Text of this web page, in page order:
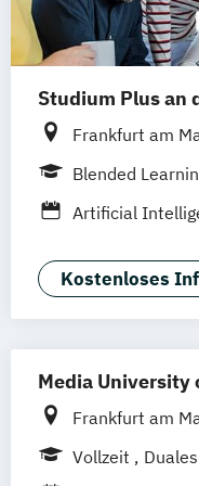
Visual Effects
Studium Plus an
Frankfurt am
München
Blended
Artificial
Medien- und
Kostenloses
Media University
Frankfurt am
Vollzeit